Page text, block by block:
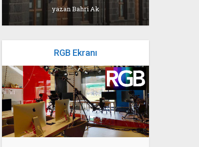
yazanBahri Ak
RGB Ekranı